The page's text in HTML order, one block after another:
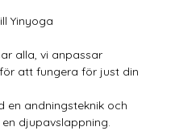
Yinyoga
alla, vi anpassar
att fungera för just din
en andningsteknik och
djupavslappning.